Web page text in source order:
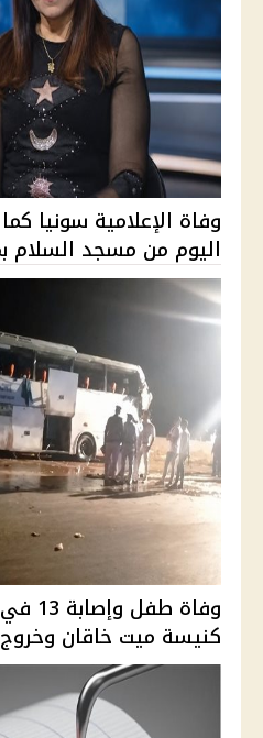
وفاة الإعلامية سونيا
اليوم من مسجد السلام
وفاة
كنيسة ميت خاقان